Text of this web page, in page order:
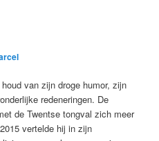
van zijn droge humor, zijn
redeneringen. De
de Twentse tongval zich meer
vertelde hij in zijn